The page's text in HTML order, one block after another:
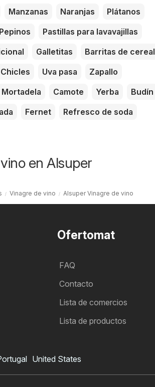
Manzanas Naranjas
Plátanos
Pepinos
Pastillas para lavavajillas
Galletitas
Barritas de cereal
Chicles Uva pasa
Zapallo
Mortadela Camote Yerba
Budín
Fernet
Refresco de soda
en Alsuper
Vinagre de vino Alsuper Vinagre de vino
Ofertomat
FAQ
Contacto
Lista de comercios
Lista de productos
United States